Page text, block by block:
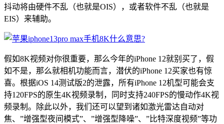
抖动将由硬件不乱（也就是OIS），或者软件不乱（也就是
EIS）来辅助。
假如8K视频对你很重要，那么今年的iPhone 12就别买了，假
如不是，那么就相机功能而言，潜伏的iPhone 12买家也有惊
喜。根据iOS 14测试版2的泄露，所有iPhone 12机型可能会支
持120FPS的原生4K视频录制，同时支持240FPS的慢动作4K视
频录制。除此以外，我们还可以望到诸如激光雷达自动对
焦、”增强型夜间模式”、”增强型降噪”、”比特深度视频”等功